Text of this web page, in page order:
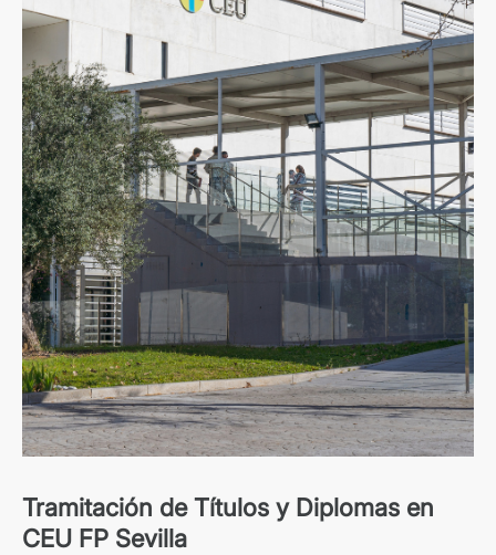
Tramitación de Títulos y Diplomas en
CEU FP Sevilla